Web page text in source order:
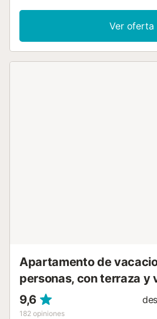
Ver oferta
Apartamento de
personas, con terraza y
9,6
182 opiniones